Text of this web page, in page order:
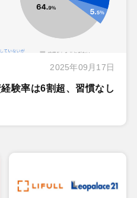
2025年09月17日
験率は6割超、習慣なし